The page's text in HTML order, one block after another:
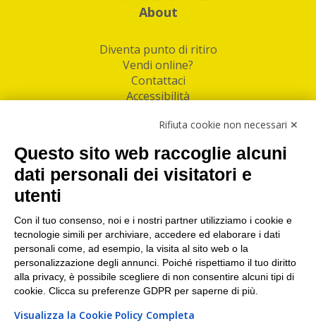
About
Diventa punto di ritiro
Vendi online?
Contattaci
Accessibilità
Facebook
Linkedin
I nostri punti di ritiro e spedizione pacchi nelle
maggiori città italiane
Torino|Milano|Roma|Bologna|Firenze| Genova
Napoli|Varese
Rifiuta cookie non necessari ✕
Questo sito web raccoglie alcuni
dati personali dei visitatori e
utenti
Con il tuo consenso, noi e i nostri partner utilizziamo i cookie e
tecnologie simili per archiviare, accedere ed elaborare i dati
personali come, ad esempio, la visita al sito web o la
personalizzazione degli annunci. Poiché rispettiamo il tuo diritto
alla privacy, è possibile scegliere di non consentire alcuni tipi di
cookie. Clicca su preferenze GDPR per saperne di più.
Visualizza la Cookie Policy Completa